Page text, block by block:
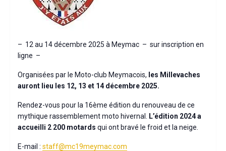
– 12 au 14 décembre 2025 à Meymac – sur inscription en
ligne –
Organisées par le Moto-club Meymacois, les Millevaches
auront lieu les 12, 13 et 14 décembre 2025.
Rendez-vous pour la 16ème édition du renouveau de ce
mythique rassemblement moto hivernal.
L’édition 2024 a
accueilli 2 200 motards qui ont bravé le froid et la neige.
E-mail : staff@mc19meymac.com